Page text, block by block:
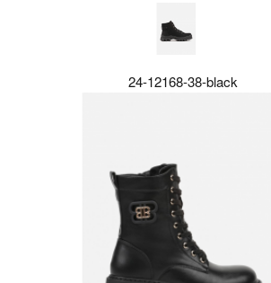
24-12168-38-black